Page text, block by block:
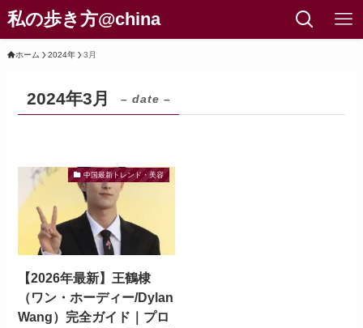
私の歩き方@china
ホーム 2024年 3月
2024年3月 – date –
中国最新トレンド・美容
【2026年最新】王鶴棣
（ワン・ホーディー/Dylan
Wang）完全ガイド｜プロ